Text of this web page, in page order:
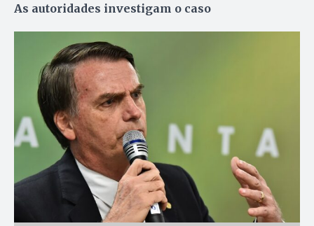
As autoridades investigam o caso